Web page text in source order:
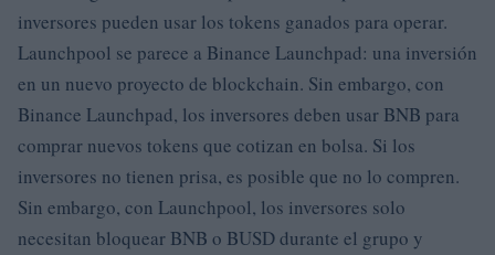
inversores pueden usar los tokens ganados para operar.
Launchpool se parece a Binance Launchpad: una inversión
en un nuevo proyecto de blockchain. Sin embargo, con
Binance Launchpad, los inversores deben usar BNB para
comprar nuevos tokens que cotizan en bolsa. Si los
inversores no tienen prisa, es posible que no lo compren.
Sin embargo, con Launchpool, los inversores solo
necesitan bloquear BNB o BUSD durante el grupo y